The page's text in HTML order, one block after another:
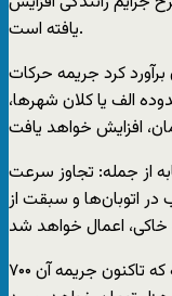
یافته است.
کرد جریمه حرکات
در محدوده الف یا کلان شهرها،
از جمله: تجاوز سرعت
عقب در اتوبان‌ها و سبقت از
جریمه سبقت غیر مجاز در جاده‌های دوطرفه که تاکنون جریمه آن ۷۰۰